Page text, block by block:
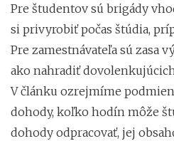
Pre študentov sú brigády
si privyrobiť počas štúdia,
Pre zamestnávateľa sú zasa
ako nahradiť
V článku ozrejmíme
dohody, koľko hodín môže
dohody odpracovať, jej